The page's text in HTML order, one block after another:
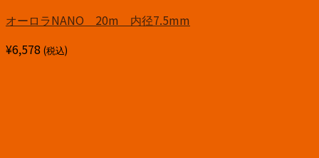
オーロラNANO 20m 内径7.5mm
¥6,578 (税込)